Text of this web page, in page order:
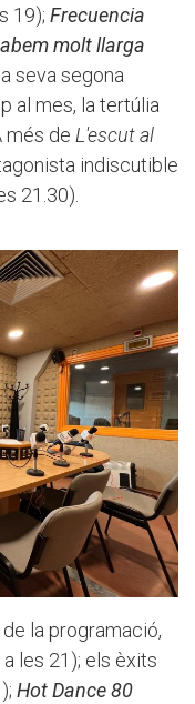
19); Frecuencia
molt llarga
seva segona
al mes, la tertúlia
més de L'escut al
indiscutible
21.30).
la programació,
les 21); els èxits
Hot Dance 80